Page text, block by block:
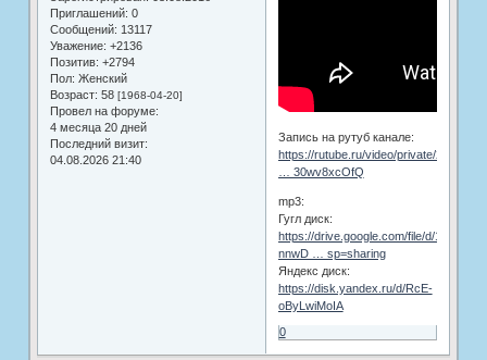
Приглашений: 0
Сообщений: 13117
Уважение: +2136
Позитив: +2794
Пол: Женский
Возраст: 58 [1968-04-20]
Провел на форуме:
4 месяца 20 дней
Последний визит:
04.08.2026 21:40
Запись на рутуб канале:
https://rutube.ru/video/private/24ca75f
… 30wv8xcOfQ
mp3:
Гугл диск:
https://drive.google.com/file/d/1J-
nnwD … sp=sharing
Яндекс диск:
https://disk.yandex.ru/d/RcE-
oByLwiMoIA
0